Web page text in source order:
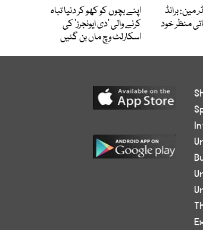
مین: برانڈ
منظر خود
اپنے بچوں کو کھو کر دنیا تباہ
کرنے والی ’دی ایونجرز‘ کی
اسکارلٹ وچ ماں بن گئیں